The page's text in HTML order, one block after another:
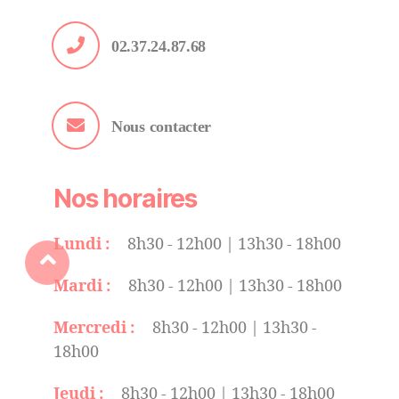
02.37.24.87.68
Nous contacter
Nos horaires
Lundi : 8h30 - 12h00 | 13h30 - 18h00
Mardi : 8h30 - 12h00 | 13h30 - 18h00
Mercredi :
8h30 - 12h00 | 13h30 -
18h00
Jeudi : 8h30 - 12h00 | 13h30 - 18h00